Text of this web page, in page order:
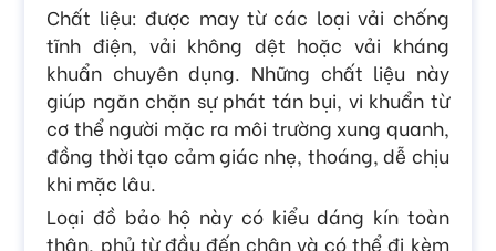
Chất liệu: được may từ các loại vải chống
tĩnh điện, vải không dệt hoặc vải kháng
khuẩn chuyên dụng. Những chất liệu này
giúp ngăn chặn sự phát tán bụi, vi khuẩn từ
cơ thể người mặc ra môi trường xung quanh,
đồng thời tạo cảm giác nhẹ, thoáng, dễ chịu
khi mặc lâu.
Loại đồ bảo hộ này có kiểu dáng kín toàn
thân, phủ từ đầu đến chân và có thể đi kèm